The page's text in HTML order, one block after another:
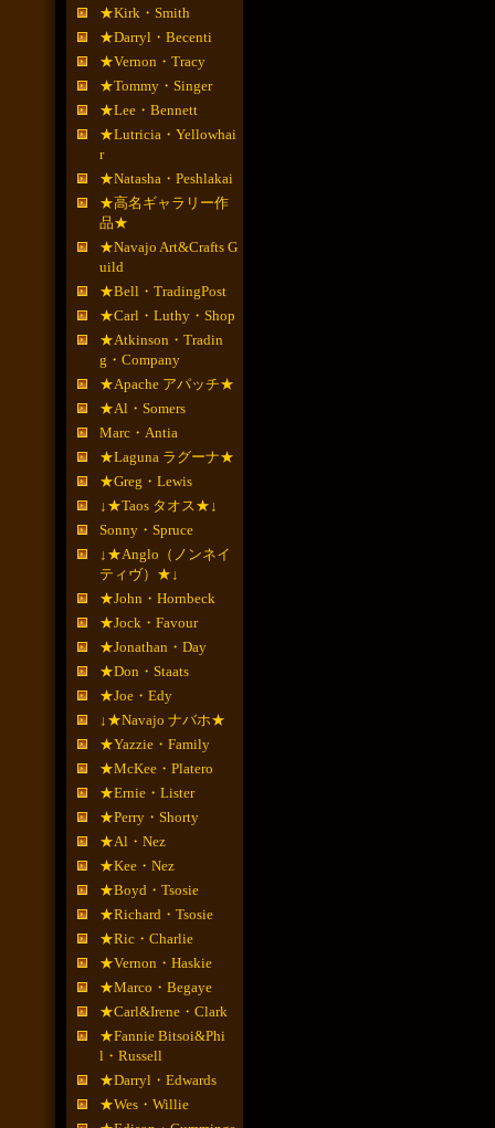
★Kirk・Smith
★Darryl・Becenti
★Vernon・Tracy
★Tommy・Singer
★Lee・Bennett
★Lutricia・Yellowhai
r
★Natasha・Peshlakai
★高名ギャラリー作
品★
★Navajo Art&Crafts G
uild
★Bell・TradingPost
★Carl・Luthy・Shop
★Atkinson・Tradin
g・Company
★Apache アパッチ★
★Al・Somers
Marc・Antia
★Laguna ラグーナ★
★Greg・Lewis
↓★Taos タオス★↓
Sonny・Spruce
↓★Anglo（ノンネイ
ティヴ）★↓
★John・Hornbeck
★Jock・Favour
★Jonathan・Day
★Don・Staats
★Joe・Edy
↓★Navajo ナバホ★
★Yazzie・Family
★McKee・Platero
★Ernie・Lister
★Perry・Shorty
★Al・Nez
★Kee・Nez
★Boyd・Tsosie
★Richard・Tsosie
★Ric・Charlie
★Vernon・Haskie
★Marco・Begaye
★Carl&Irene・Clark
★Fannie Bitsoi&Phi
l・Russell
★Darryl・Edwards
★Wes・Willie